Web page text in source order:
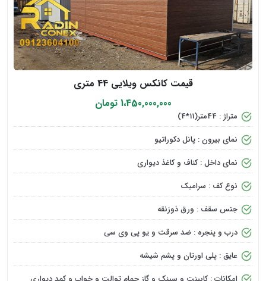
قیمت کانکس ویلایی 44 متری
1،450,000,000 تومان
متراژ : 44متر(11*4)
نمای بیرون : پانل دکوراتیو
نمای داخل : کناف و کاغذ دیواری
نوع کف : سرامیک
جنس سقف : ورق ذوزنقه
درب و پنجره : ضد سرقت و یو پی وی سی
عایق : پلی اورتان و پشم شیشه